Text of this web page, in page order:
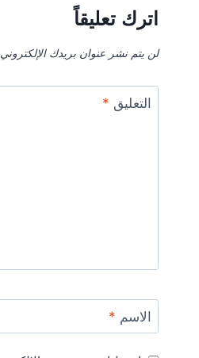
اترك تعليقاً
لن يتم نشر عنوان بريدك
التعليق *
الاسم *